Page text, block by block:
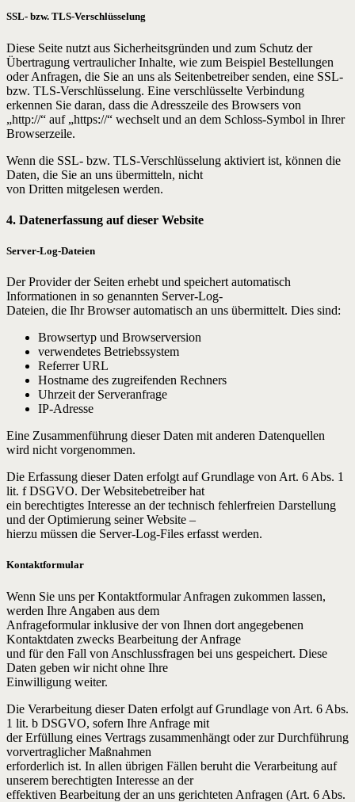
SSL- bzw. TLS-Verschlüsselung
Diese Seite nutzt aus Sicherheitsgründen und zum Schutz der
Übertragung vertraulicher Inhalte, wie zum Beispiel Bestellungen
oder Anfragen, die Sie an uns als Seitenbetreiber senden, eine SSL-
bzw. TLS-Verschlüsselung. Eine verschlüsselte Verbindung
erkennen Sie daran, dass die Adresszeile des Browsers von
„http://“ auf „https://“ wechselt und an dem Schloss-Symbol in Ihrer
Browserzeile.
Wenn die SSL- bzw. TLS-Verschlüsselung aktiviert ist, können die
Daten, die Sie an uns übermitteln, nicht
von Dritten mitgelesen werden.
4. Datenerfassung auf dieser Website
Server-Log-Dateien
Der Provider der Seiten erhebt und speichert automatisch
Informationen in so genannten Server-Log-
Dateien, die Ihr Browser automatisch an uns übermittelt. Dies sind:
Browsertyp und Browserversion
verwendetes Betriebssystem
Referrer URL
Hostname des zugreifenden Rechners
Uhrzeit der Serveranfrage
IP-Adresse
Eine Zusammenführung dieser Daten mit anderen Datenquellen
wird nicht vorgenommen.
Die Erfassung dieser Daten erfolgt auf Grundlage von Art. 6 Abs. 1
lit. f DSGVO. Der Websitebetreiber hat
ein berechtigtes Interesse an der technisch fehlerfreien Darstellung
und der Optimierung seiner Website –
hierzu müssen die Server-Log-Files erfasst werden.
Kontaktformular
Wenn Sie uns per Kontaktformular Anfragen zukommen lassen,
werden Ihre Angaben aus dem
Anfrageformular inklusive der von Ihnen dort angegebenen
Kontaktdaten zwecks Bearbeitung der Anfrage
und für den Fall von Anschlussfragen bei uns gespeichert. Diese
Daten geben wir nicht ohne Ihre
Einwilligung weiter.
Die Verarbeitung dieser Daten erfolgt auf Grundlage von Art. 6 Abs.
1 lit. b DSGVO, sofern Ihre Anfrage mit
der Erfüllung eines Vertrags zusammenhängt oder zur Durchführung
vorvertraglicher Maßnahmen
erforderlich ist. In allen übrigen Fällen beruht die Verarbeitung auf
unserem berechtigten Interesse an der
effektiven Bearbeitung der an uns gerichteten Anfragen (Art. 6 Abs.